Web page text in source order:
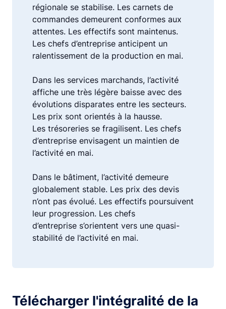
régionale se stabilise. Les carnets de
commandes demeurent conformes aux
attentes. Les effectifs sont maintenus.
Les chefs d’entreprise anticipent un
ralentissement de la production en mai.
Dans les services marchands, l’activité
affiche une très légère baisse avec des
évolutions disparates entre les secteurs.
Les prix sont orientés à la hausse.
Les trésoreries se fragilisent. Les chefs
d’entreprise envisagent un maintien de
l’activité en mai.
Dans le bâtiment, l’activité demeure
globalement stable. Les prix des devis
n’ont pas évolué. Les effectifs poursuivent
leur progression. Les chefs
d’entreprise s’orientent vers une quasi-
stabilité de l’activité en mai.
Télécharger l'intégralité de la